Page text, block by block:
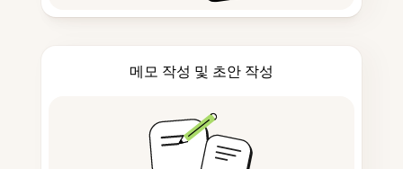
메모 작성 및 초안 작성